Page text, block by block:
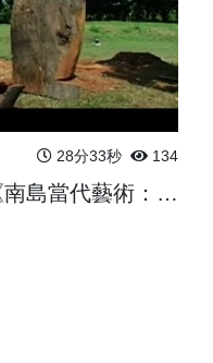
28分33秒 134
2008年藝術家駐館紀錄《南島當代藝術：綠海航行的追尋》